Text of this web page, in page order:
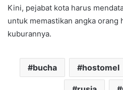
Kini, pejabat kota harus
untuk memastikan angka orang
kuburannya.
bucha hostomel